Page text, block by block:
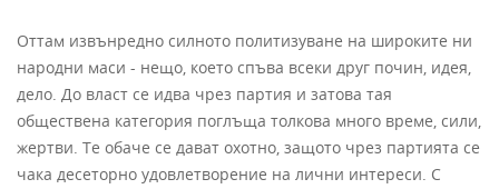
Оттам извънредно силното политизуване на широките ни
народни маси - нещо, което спъва всеки друг почин, идея,
дело. До власт се идва чрез партия и затова тая
обществена категория поглъща толкова много време, сили,
жертви. Те обаче се дават охотно, защото чрез партията се
чака десеторно удовлетворение на лични интереси. С